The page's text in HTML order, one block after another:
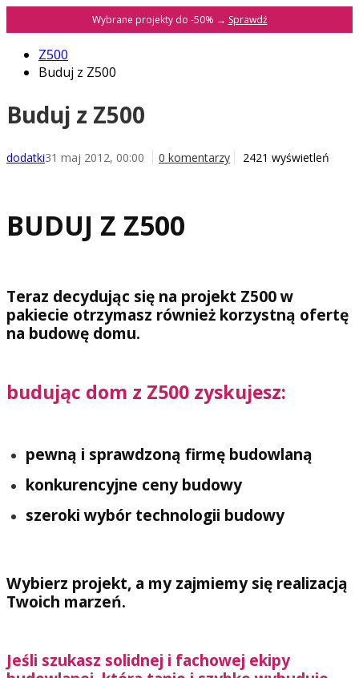
Wybrane projekty do -50% → Sprawdź
Z500
Buduj z Z500
Buduj z Z500
dodatki31 maj 2012, 00:00 0 komentarzy 2421 wyświetleń
BUDUJ Z Z500
Teraz decydując się na projekt Z500 w
pakiecie otrzymasz również korzystną ofertę
na budowę domu.
budując dom z Z500 zyskujesz:
pewną i sprawdzoną firmę budowlaną
konkurencyjne ceny budowy
szeroki wybór technologii budowy
Wybierz projekt, a my zajmiemy się realizacją
Twoich marzeń.
Jeśli szukasz solidnej i fachowej ekipy